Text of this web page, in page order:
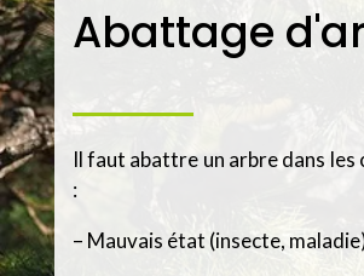
Abattage
Il faut abattre un arbre dans les
:
– Mauvais état (insecte,